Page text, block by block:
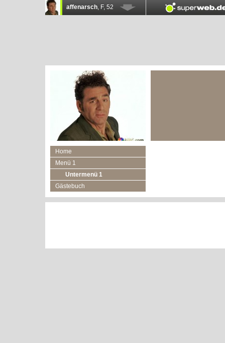
Home
Menü 1
Untermenü 1
Gästebuch